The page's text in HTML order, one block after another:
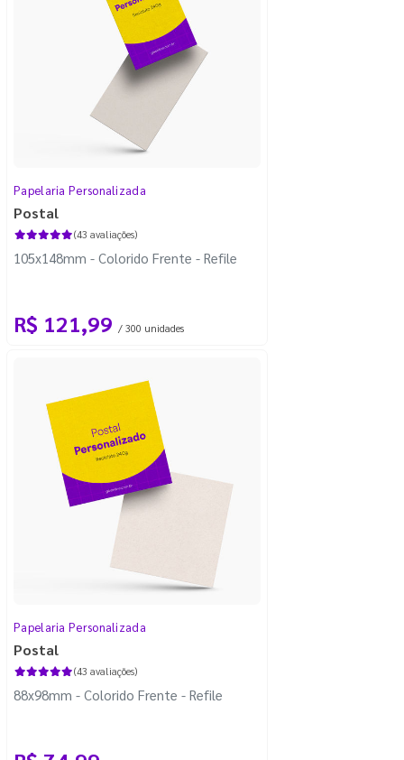
Papelaria Personalizada
Postal
(43 avaliações)
105x148mm - Colorido Frente - Refile
R$ 121,99 / 300 unidades
Papelaria Personalizada
Postal
(43 avaliações)
88x98mm - Colorido Frente - Refile